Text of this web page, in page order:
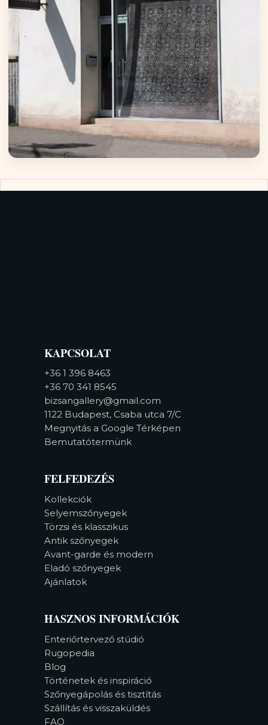
KAPCSOLAT
+36 1 396 8463
+36 70 341 8545
bizsangallery@gmail.com
1122 Budapest, Csaba utca 7/C
Megnyitás a Google Térképen
Bemutatótermünk
FELFEDEZÉS
Kollekciók
Selyemszőnyegek
Törzsi és klasszikus
Antik szőnyegek
Avant-garde és modern
Eladó szőnyegek
Ajánlatok
HASZNOS INFORMÁCIÓK
Enteriőrtervező stúdió
Rugopedia
Blog
Történetek és inspiráció
Szőnyegápolás és tisztítás
Szállítás és visszaküldés
FAQ